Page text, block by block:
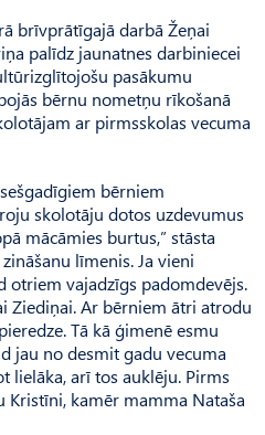
brīvprātīgajā darbā Žeņai
palīdz jaunatnes darbiniecei
pasākumu
bērnu nometņu rīkošanā
ar pirmsskolas vecuma
bērniem
skolotāju dotos uzdevumus
mācāmies burtus,” stāsta
līmenis. Ja vieni
otriem vajadzīgs padomdevējs.
Ziediņai. Ar bērniem ātri atrodu
Tā kā ģimenē esmu
jau no desmit gadu vecuma
lielāka, arī tos auklēju. Pirms
Kristīni, kamēr mamma Nataša